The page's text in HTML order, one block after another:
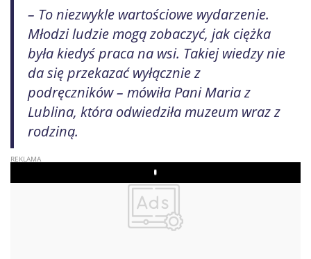
– To niezwykle wartościowe wydarzenie.
Młodzi ludzie mogą zobaczyć, jak ciężka
była kiedyś praca na wsi. Takiej wiedzy nie
da się przekazać wyłącznie z
podręczników – mówiła Pani Maria z
Lublina, która odwiedziła muzeum wraz z
rodziną.
Play